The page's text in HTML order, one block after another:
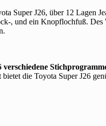
Super J26, über 12 Lagen
, und ein Knopflochfuß.
verschiedene
die Toyota Super J26